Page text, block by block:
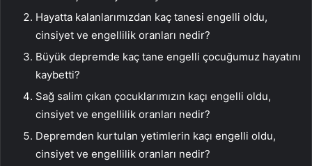
Hayatta kalanlarımızdan kaç tanesi engelli oldu,
cinsiyet ve engellilik oranları nedir?
Büyük depremde kaç tane engelli çocuğumuz hayatını
kaybetti?
Sağ salim çıkan çocuklarımızın kaçı engelli oldu,
cinsiyet ve engellilik oranları nedir?
Depremden kurtulan yetimlerin kaçı engelli oldu,
cinsiyet ve engellilik oranları nedir?